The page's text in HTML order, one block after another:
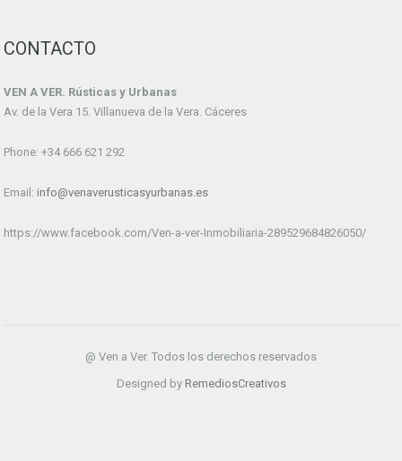
CONTACTO
VEN A VER. Rústicas y Urbanas
Av. de la Vera 15. Villanueva de la Vera. Cáceres
Phone: +34 666 621 292
Email: info@venaverusticasyurbanas.es
https://www.facebook.com/Ven-a-ver-Inmobiliaria-289529684826050/
@ Ven a Ver. Todos los derechos reservados
Designed by RemediosCreativos